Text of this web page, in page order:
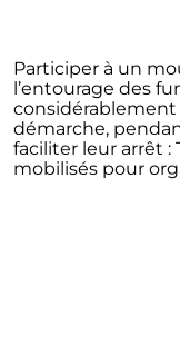
Participer à un
l’entourage des
considérablement
démarche,
faciliter leur arrêt :
mobilisés pour